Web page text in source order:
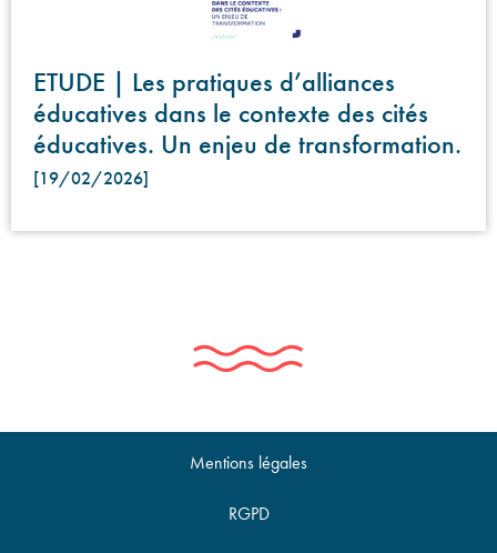
ETUDE | Les pratiques d’alliances
éducatives dans le contexte des cités
éducatives. Un enjeu de transformation.
[19/02/2026]
Mentions légales
RGPD